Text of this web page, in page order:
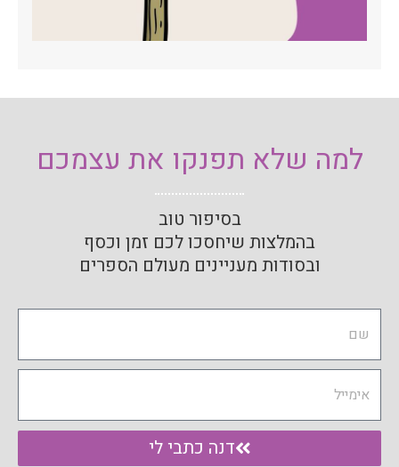
למה שלא תפנקו את עצמכם
בסיפור טוב
בהמלצות שיחסכו לכם זמן וכסף
ובסודות מעניינים מעולם הספרים
דנה כתבי לי